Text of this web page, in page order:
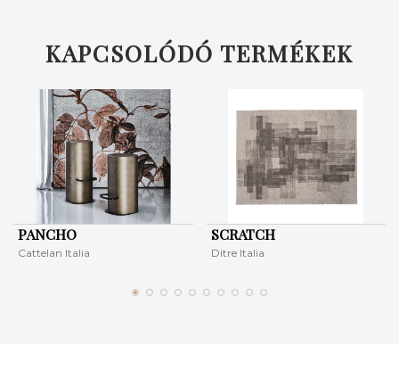
KAPCSOLÓDÓ TERMÉKEK
PANCHO
Cattelan Italia
SCRATCH
Ditre Italia